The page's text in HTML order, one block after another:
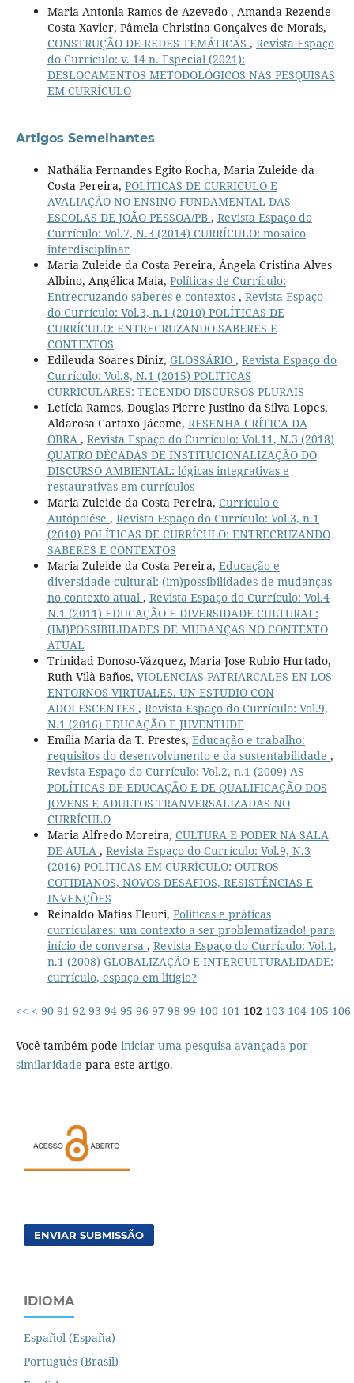
Maria Antonia Ramos de Azevedo , Amanda Rezende
Costa Xavier, Pâmela Christina Gonçalves de Morais,
CONSTRUÇÃO DE REDES TEMÁTICAS , Revista Espaço
do Currículo: v. 14 n. Especial (2021):
DESLOCAMENTOS METODOLÓGICOS NAS PESQUISAS
EM CURRÍCULO
Artigos Semelhantes
Nathália Fernandes Egito Rocha, Maria Zuleide da
Costa Pereira, POLÍTICAS DE CURRÍCULO E
AVALIAÇÃO NO ENSINO FUNDAMENTAL DAS
ESCOLAS DE JOÃO PESSOA/PB , Revista Espaço do
Currículo: Vol.7, N.3 (2014) CURRÍCULO: mosaico
interdisciplinar
Maria Zuleide da Costa Pereira, Ângela Cristina Alves
Albino, Angélica Maia, Políticas de Currículo:
Entrecruzando saberes e contextos , Revista Espaço
do Currículo: Vol.3, n.1 (2010) POLÍTICAS DE
CURRÍCULO: ENTRECRUZANDO SABERES E
CONTEXTOS
Edileuda Soares Diniz, GLOSSÁRIO , Revista Espaço do
Currículo: Vol.8, N.1 (2015) POLÍTICAS
CURRICULARES: TECENDO DISCURSOS PLURAIS
Letícia Ramos, Douglas Pierre Justino da Silva Lopes,
Aldarosa Cartaxo Jácome, RESENHA CRÍTICA DA
OBRA , Revista Espaço do Currículo: Vol.11, N.3 (2018)
QUATRO DÉCADAS DE INSTITUCIONALIZAÇÃO DO
DISCURSO AMBIENTAL: lógicas integrativas e
restaurativas em currículos
Maria Zuleide da Costa Pereira, Currículo e
Autópoiése , Revista Espaço do Currículo: Vol.3, n.1
(2010) POLÍTICAS DE CURRÍCULO: ENTRECRUZANDO
SABERES E CONTEXTOS
Maria Zuleide da Costa Pereira, Educação e
diversidade cultural: (im)possibilidades de mudanças
no contexto atual , Revista Espaço do Currículo: Vol.4
N.1 (2011) EDUCAÇÃO E DIVERSIDADE CULTURAL:
(IM)POSSIBILIDADES DE MUDANÇAS NO CONTEXTO
ATUAL
Trinidad Donoso-Vázquez, Maria Jose Rubio Hurtado,
Ruth Vilà Baños, VIOLENCIAS PATRIARCALES EN LOS
ENTORNOS VIRTUALES. UN ESTUDIO CON
ADOLESCENTES , Revista Espaço do Currículo: Vol.9,
N.1 (2016) EDUCAÇÃO E JUVENTUDE
Emília Maria da T. Prestes, Educação e trabalho:
requisitos do desenvolvimento e da sustentabilidade ,
Revista Espaço do Currículo: Vol.2, n.1 (2009) AS
POLÍTICAS DE EDUCAÇÃO E DE QUALIFICAÇÃO DOS
JOVENS E ADULTOS TRANVERSALIZADAS NO
CURRÍCULO
Maria Alfredo Moreira, CULTURA E PODER NA SALA
DE AULA , Revista Espaço do Currículo: Vol.9, N.3
(2016) POLÍTICAS EM CURRÍCULO: OUTROS
COTIDIANOS, NOVOS DESAFIOS, RESISTÊNCIAS E
INVENÇÕES
Reinaldo Matias Fleuri, Políticas e práticas
curriculares: um contexto a ser problematizado! para
início de conversa , Revista Espaço do Currículo: Vol.1,
n.1 (2008) GLOBALIZAÇÃO E INTERCULTURALIDADE:
currículo, espaço em litígio?
<< < 90 91 92 93 94 95 96 97 98 99 100 101 102 103 104 105 106
Você também pode iniciar uma pesquisa avançada por
similaridade para este artigo.
ENVIAR SUBMISSÃO
IDIOMA
Español (España)
Português (Brasil)